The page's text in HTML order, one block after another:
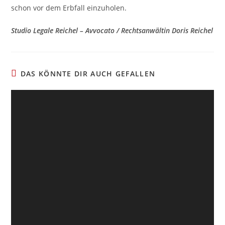
schon vor dem Erbfall einzuholen.
Studio Legale Reichel – Avvocato / Rechtsanwältin Doris Reichel
DAS KÖNNTE DIR AUCH GEFALLEN